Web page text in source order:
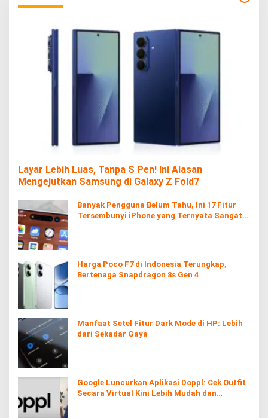
Layar Lebih Luas, Tanpa S Pen! Ini Alasan
Mengejutkan Samsung di Galaxy Z Fold7
Banyak Pengguna Belum Tahu, Ini 17 Fitur
Tersembunyi iPhone yang Ternyata Sangat
Harga Poco F7 di Indonesia Terungkap,
Bertenaga Snapdragon 8s Gen 4
Manfaat Setel Fitur Dark Mode di HP: Lebih
dari Sekadar Gaya
Google Luncurkan Aplikasi Doppl: Cek Outfit
Secara Virtual Kini Lebih Mudah dan